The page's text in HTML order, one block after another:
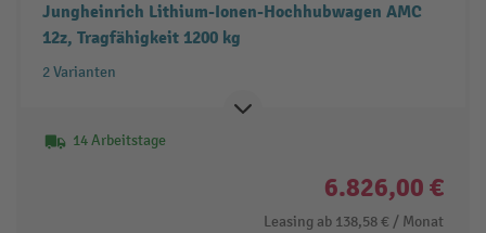
Jungheinrich Lithium-Ionen-Hochhubwagen AMC
12z, Tragfähigkeit 1200 kg
2 Varianten
14 Arbeitstage
6.826,00 €
Leasing ab 138,58 € / Monat